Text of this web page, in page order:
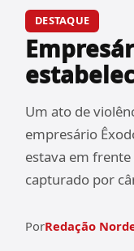
DESTAQUE
Um ato de
empresário
estava em
capturado por
PorRedação